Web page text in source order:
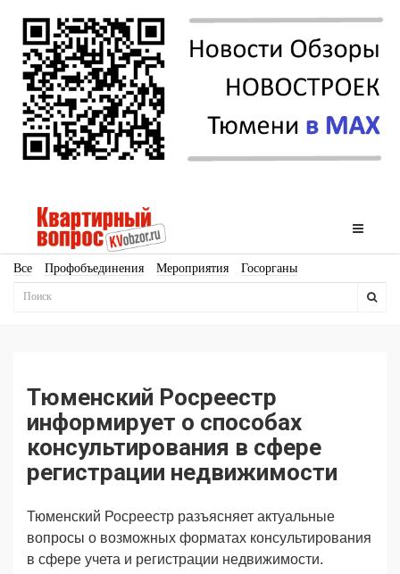
Все Профобъединения Мероприятия Госорганы
Новостройки
Продвижение
Ещё
Тюменский Росреестр
информирует о способах
консультирования в сфере
регистрации недвижимости
Тюменский Росреестр разъясняет актуальные
вопросы о возможных форматах консультирования
в сфере учета и регистрации недвижимости.